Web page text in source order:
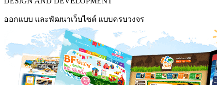
ออกแบบ และพัฒนาเว็บไซต์ แบบครบวงจร